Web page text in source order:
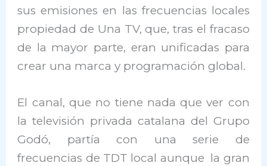
sus emisiones en las frecuencias locales
propiedad de Una TV, que, tras el fracaso
de la mayor parte, eran unificadas para
crear una marca y programación global.
El canal, que no tiene nada que ver con
la televisión privada catalana del Grupo
Godó, partía con una serie de
frecuencias de TDT local aunque la gran